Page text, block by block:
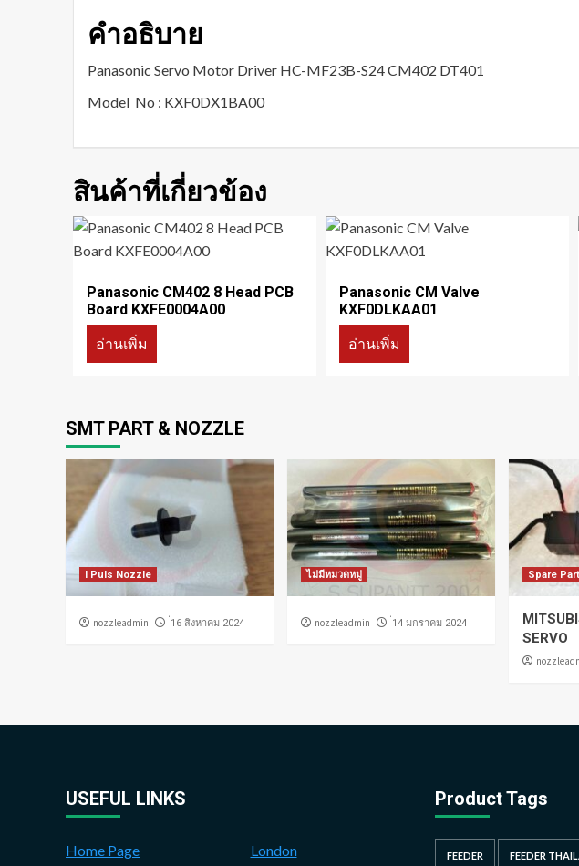
คำอธิบาย
Panasonic Servo Motor Driver HC-MF23B-S24 CM402 DT401
Model No : KXF0DX1BA00
สินค้าที่เกี่ยวข้อง
Panasonic CM402 8 Head PCB
Board KXFE0004A00
อ่านเพิ่ม
Panasonic CM Valve
KXF0DLKAA01
อ่านเพิ่ม
SMT PART & NOZZLE
I Puls Nozzle
nozzleadmin ่16 สิงหาคม 2024
ไม่มีหมวดหมู่
nozzleadmin ่14 มกราคม 2024
Spare Part
SERVO
USEFUL LINKS
Home Page
London
Product Tags
FEEDER FEEDER